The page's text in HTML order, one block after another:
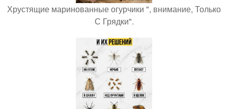
Хрустящие маринованные огурчики ", внимание, Только
С Грядки".